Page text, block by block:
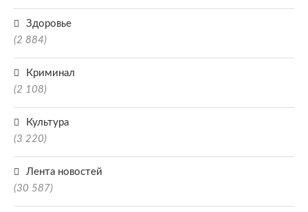
Здоровье
(2 884)
Криминал
(2 108)
Культура
(3 220)
Лента новостей
(30 587)